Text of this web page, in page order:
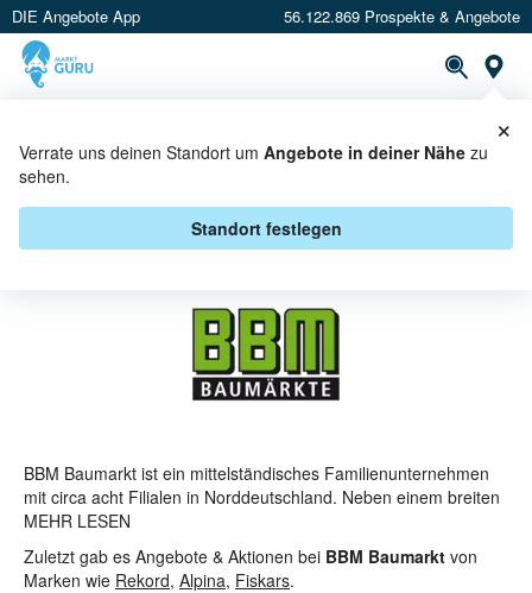
DIE Angebote App 56.122.869 Prospekte & Angebote
Verrate uns deinen Standort um Angebote in deiner Nähe zu
sehen.
Standort festlegen
×
BBM BAUMARKT ANGEBOTE &
BBM Baumarkt ist ein mittelständisches Familienunternehmen
mit circa acht Filialen in Norddeutschland. Neben einem breiten
Sortiment anBaumarktartikeln
das Unternehmen vor allem auf die kompetente und persönliche
Beratung seiner Kunden.
MEHR LESEN
Zuletzt gab es Angebote & Aktionen bei BBM Baumarkt von
Marken wie Rekord, Alpina, Fiskars.